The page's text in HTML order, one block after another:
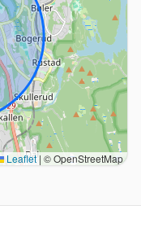
Leaflet | © OpenStreetMap